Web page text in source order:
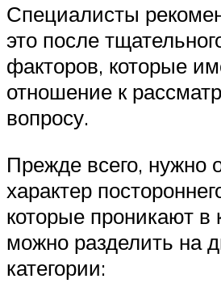
Специалисты
это после
факторов, которые
отношение к
вопросу.
Прежде всего, нужно
характер
которые проникают в
можно разделить на
категории: